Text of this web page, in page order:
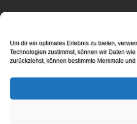
Um dir ein optimales Erlebnis zu bieten,
Technologien zustimmst, können wir Daten
zurückziehst, können bestimmte Merkmale